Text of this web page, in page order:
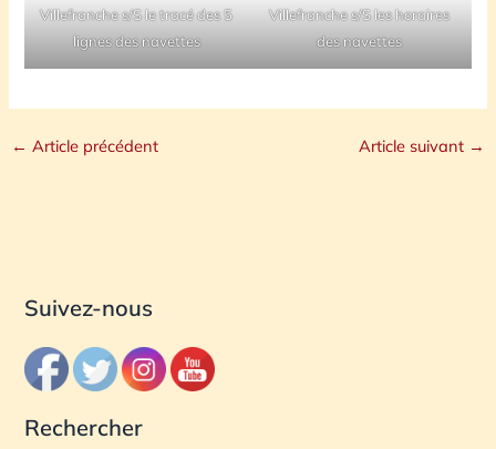
Villefranche s/S le tracé des 5
lignes des navettes
Villefranche s/S les horaires
des navettes
← Article précédent Article suivant →
Suivez-nous
Rechercher